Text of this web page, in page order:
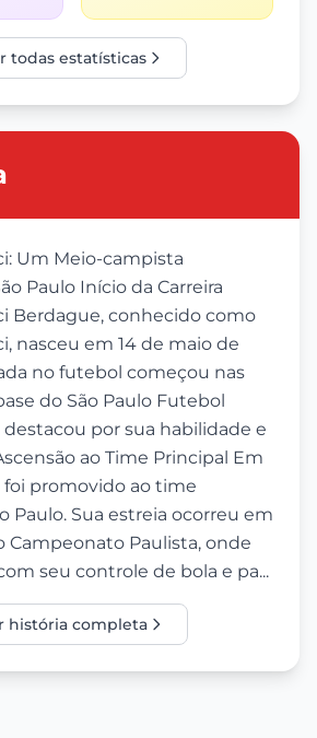
todas estatísticas
Um Meio-campista
Paulo Início da Carreira
Berdague, conhecido como
nasceu em 14 de maio de
no futebol começou nas
do São Paulo Futebol
destacou por sua habilidade e
ao Time Principal Em
foi promovido ao time
Paulo. Sua estreia ocorreu em
Campeonato Paulista, onde
seu controle de bola e pa...
história completa